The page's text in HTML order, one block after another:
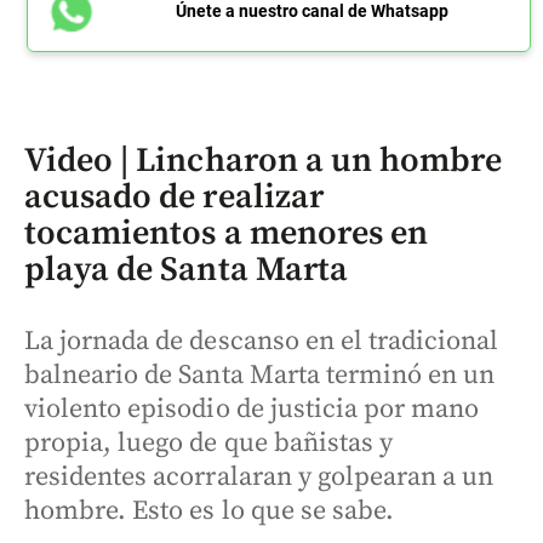
Únete a nuestro canal de Whatsapp
Video | Lincharon a un hombre
acusado de realizar
tocamientos a menores en
playa de Santa Marta
La jornada de descanso en el tradicional
balneario de Santa Marta terminó en un
violento episodio de justicia por mano
propia, luego de que bañistas y
residentes acorralaran y golpearan a un
hombre. Esto es lo que se sabe.